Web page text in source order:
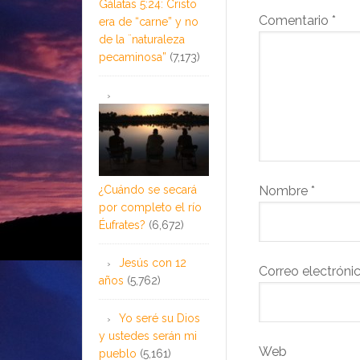
Comentario *
Nombre *
Correo
Web
Gálatas 5:24: Cristo
era de “carne” y no
de la ¨naturaleza
pecaminosa” (7,173)
¿Cuándo se secará
por completo el río
Éufrates? (6,672)
Jesús con 12
años (5,762)
Yo seré su Dios
y ustedes serán mi
pueblo (5,161)